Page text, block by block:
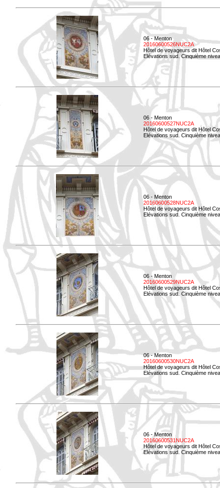
06 - Menton
20160600526NUC2A
Hôtel de voyageurs dit Hôtel
Elévations sud. Cinquième
06 - Menton
20160600527NUC2A
Hôtel de voyageurs dit Hôtel
Elévations sud. Cinquième
06 - Menton
20160600528NUC2A
Hôtel de voyageurs dit Hôtel
Elévations sud. Cinquième
06 - Menton
20160600529NUC2A
Hôtel de voyageurs dit Hôtel
Elévations sud. Cinquième
06 - Menton
20160600530NUC2A
Hôtel de voyageurs dit Hôtel
Elévations sud. Cinquième
06 - Menton
20160600531NUC2A
Hôtel de voyageurs dit Hôtel
Elévations sud. Cinquième